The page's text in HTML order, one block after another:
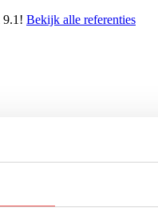
9.1 ! Bekijk alle referenties